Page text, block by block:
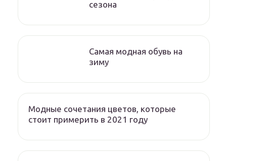
сезона
Самая модная обувь на
зиму
Модные сочетания цветов, которые
стоит примерить в 2021 году